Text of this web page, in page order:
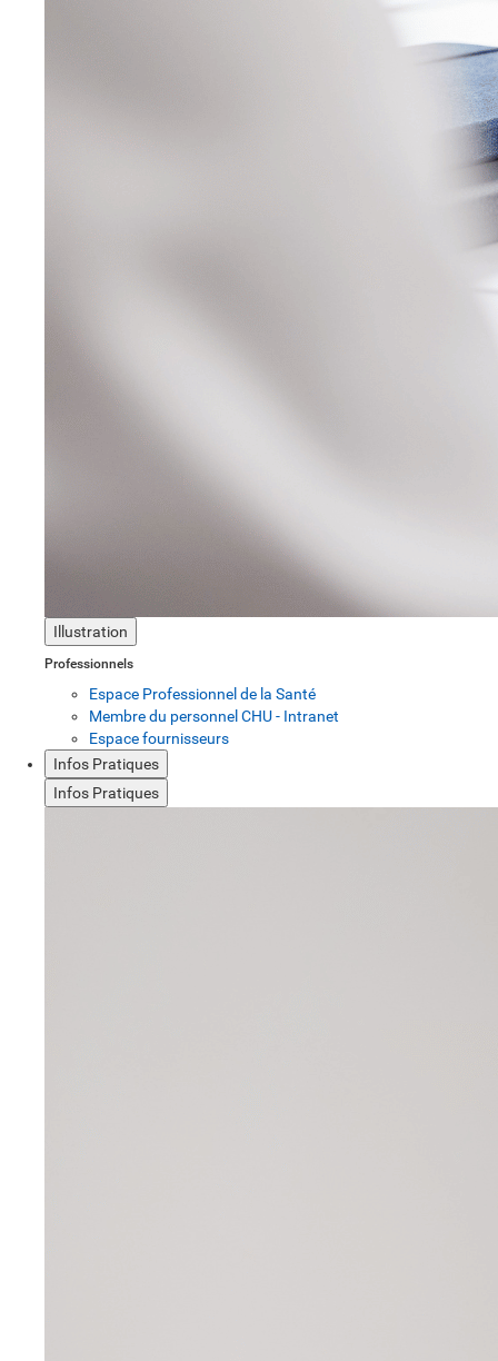
Illustration
Professionnels
Espace Professionnel de la Santé
Membre du personnel CHU - Intranet
Espace fournisseurs
Infos Pratiques
Infos Pratiques